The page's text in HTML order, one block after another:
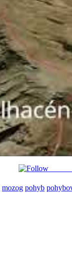
mozog pohyb